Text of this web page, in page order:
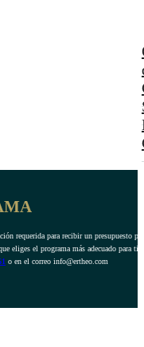
requerida para recibir un presupuesto
eliges el programa más adecuado para ti.
o en el correo info@ertheo.com